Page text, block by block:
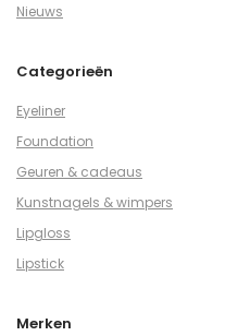
Nieuws
Categorieën
Eyeliner
Foundation
Geuren & cadeaus
Kunstnagels & wimpers
Lipgloss
Lipstick
Merken